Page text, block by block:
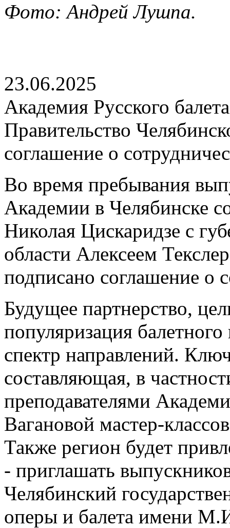
Фото: Андрей Лушпа.
23.06.2025
Академия Русского
Правительство
соглашение о
Во время пребывания
Академии в Челябинске
Николая Цискаридзе с
области Алексеем
подписано соглашение о
Будущее партнерство,
популяризация
спектр направлений.
составляющая, в
преподавателями
Вагановой мастер-
Также регион будет
- приглашать
Челябинский
оперы и балета имени